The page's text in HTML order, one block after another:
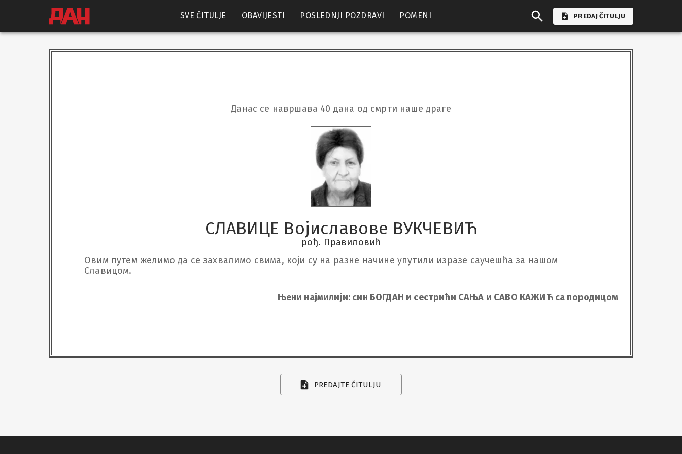
SVE ČITULJE OBAVIJESTI POSLEDNJI POZDRAVI POMENI PREDAJ ČITULJU
Данас се навршава 40 дана од смрти наше драге
СЛАВИЦЕ Војиславове ВУКЧЕВИЋ
рођ. Правиловић
Овим путем желимо да се захвалимо свима, који су на разне начине упутили изразе саучешћа за нашом
Славицом.
Њени најмилији: син БОГДАН и сестрићи САЊА и САВО КАЖИЋ са породицом
PREDAJTE ČITULJU